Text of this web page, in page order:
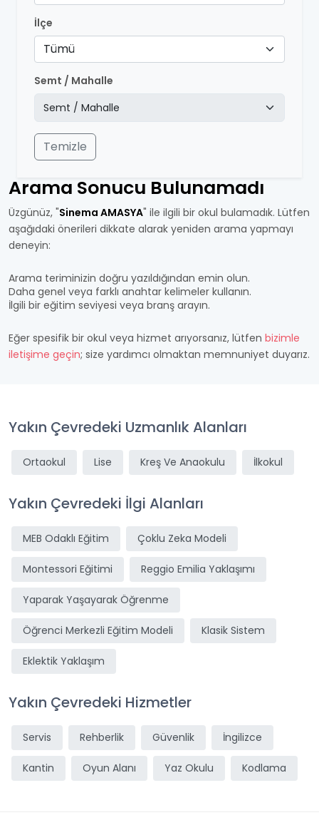
İlçe
Tümü
Semt / Mahalle
Temizle
Arama Sonucu Bulunamadı
Üzgünüz, "Sinema AMASYA" ile ilgili bir okul bulamadık. Lütfen
aşağıdaki önerileri dikkate alarak yeniden arama yapmayı
deneyin:
Arama teriminizin doğru yazıldığından emin olun.
Daha genel veya farklı anahtar kelimeler kullanın.
İlgili bir eğitim seviyesi veya branş arayın.
Eğer spesifik bir okul veya hizmet arıyorsanız, lütfen bizimle
iletişime geçin; size yardımcı olmaktan memnuniyet duyarız.
Yakın Çevredeki Uzmanlık Alanları
Ortaokul Lise Kreş Ve Anaokulu İlkokul
Yakın Çevredeki İlgi Alanları
MEB Odaklı Eğitim Çoklu Zeka Modeli
Montessori Eğitimi Reggio Emilia Yaklaşımı
Yaparak Yaşayarak Öğrenme
Öğrenci Merkezli Eğitim Modeli Klasik Sistem
Eklektik Yaklaşım
Yakın Çevredeki Hizmetler
Servis Rehberlik Güvenlik İngilizce
Kantin Oyun Alanı Yaz Okulu Kodlama